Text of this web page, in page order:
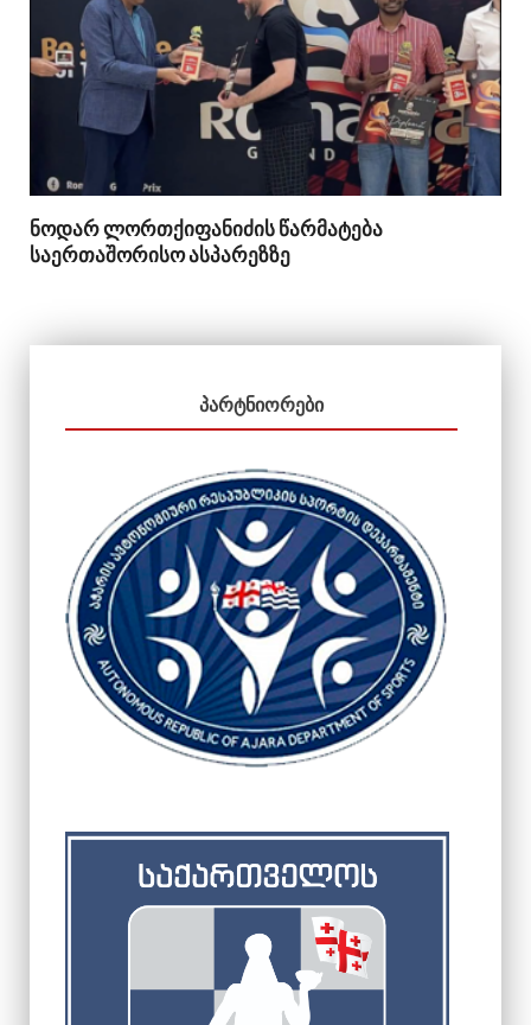
ნოდარ ლორთქიფანიძის წარმატება
საერთაშორისო ასპარეზზე
ᲞᲐᲠᲢᲜᲘᲝᲠᲔᲑᲘ